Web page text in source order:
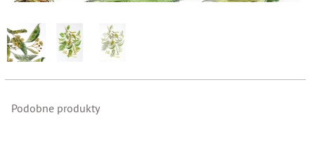
Podobne produkty